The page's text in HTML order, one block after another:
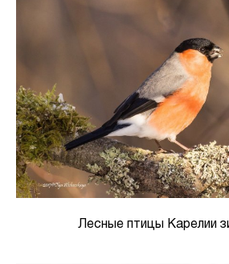
Лесные птицы Карелии